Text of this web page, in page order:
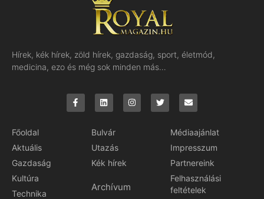
Hírek, kék hírek, zöld hírek, gazdaság, sport, életmód,
medicina, ezo és még sok minden más…
Főoldal
Aktuális
Gazdaság
Kultúra
Technika
Bulvár
Utazás
Kék hírek
Archívum
Médiaajánlat
Impresszum
Partnereink
Felhasználási
feltételek